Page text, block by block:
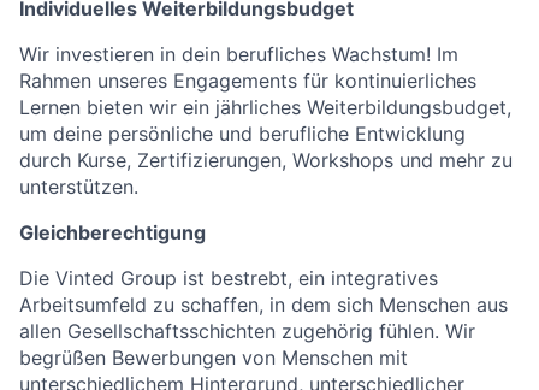
Individuelles Weiterbildungsbudget
Wir investieren in dein berufliches Wachstum! Im
Rahmen unseres Engagements für kontinuierliches
Lernen bieten wir ein jährliches Weiterbildungsbudget,
um deine persönliche und berufliche Entwicklung
durch Kurse, Zertifizierungen, Workshops und mehr zu
unterstützen.
Gleichberechtigung
Die Vinted Group ist bestrebt, ein integratives
Arbeitsumfeld zu schaffen, in dem sich Menschen aus
allen Gesellschaftsschichten zugehörig fühlen. Wir
begrüßen Bewerbungen von Menschen mit
unterschiedlichem Hintergrund, unterschiedlicher